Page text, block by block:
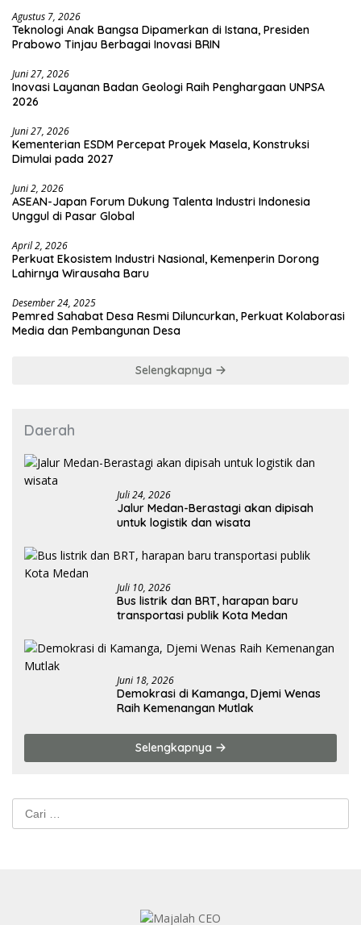
Agustus 7, 2026
Teknologi Anak Bangsa Dipamerkan di Istana, Presiden
Prabowo Tinjau Berbagai Inovasi BRIN
Juni 27, 2026
Inovasi Layanan Badan Geologi Raih Penghargaan UNPSA
2026
Juni 27, 2026
Kementerian ESDM Percepat Proyek Masela, Konstruksi
Dimulai pada 2027
Juni 2, 2026
ASEAN-Japan Forum Dukung Talenta Industri Indonesia
Unggul di Pasar Global
April 2, 2026
Perkuat Ekosistem Industri Nasional, Kemenperin Dorong
Lahirnya Wirausaha Baru
Desember 24, 2025
Pemred Sahabat Desa Resmi Diluncurkan, Perkuat Kolaborasi
Media dan Pembangunan Desa
Selengkapnya
Daerah
Juli 24, 2026
Jalur Medan-Berastagi akan dipisah
untuk logistik dan wisata
Juli 10, 2026
Bus listrik dan BRT, harapan baru
transportasi publik Kota Medan
Juni 18, 2026
Demokrasi di Kamanga, Djemi Wenas
Raih Kemenangan Mutlak
Selengkapnya
Cari
untuk: